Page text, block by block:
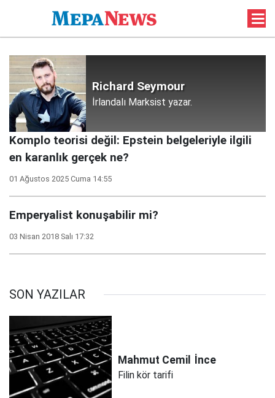
Richard Seymour
İrlandalı Marksist yazar.
Komplo teorisi değil: Epstein belgeleriyle ilgili
en karanlık gerçek ne?
01 Ağustos 2025 Cuma 14:55
Emperyalist konuşabilir mi?
03 Nisan 2018 Salı 17:32
SON YAZILAR
Mahmut Cemil İnce
Filin kör tarifi